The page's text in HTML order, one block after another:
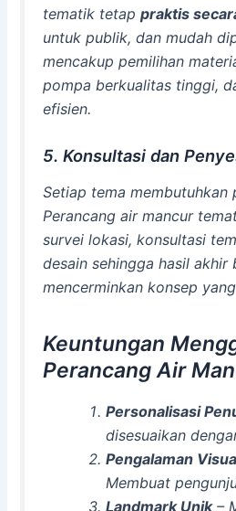
tematik tetappraktis
untuk publik, dan mudah
mencakup pemilihan
pompa berkualitas tinggi,
efisien.
5. Konsultasi dan
Setiap tema membutuhkan
Perancang air mancur
survei lokasi, konsultasi
desain sehingga hasil akhir
mencerminkan konsep
Keuntungan
Perancang Air
Personalisasi
disesuaikan
Pengalaman
Membuat
Landmark Unik–